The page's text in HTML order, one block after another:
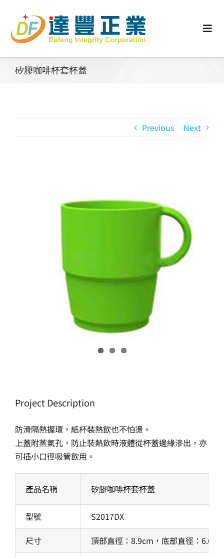
content
認識矽膠
矽膠客製
生產製造
選購指南
矽膠咖啡杯套杯蓋
Previous Next
Project Description
防滑隔熱握環，紙杯裝熱飲也不怕燙。
上蓋附蒸氣孔，防止裝熱飲時液體從杯蓋邊緣滲出，亦
可插小口徑吸管飲用。
產品名稱 矽膠咖啡杯套杯蓋
型號
S2017DX
尺寸
頂部直徑：8.9cm，底部直徑：